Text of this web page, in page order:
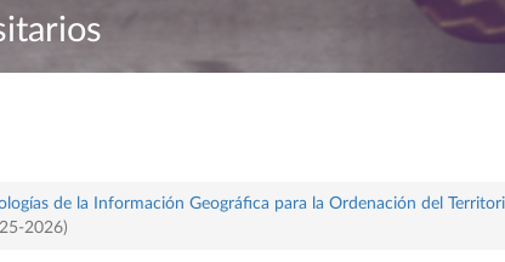
de la Información Geográfica para la Ordenación del
2026)